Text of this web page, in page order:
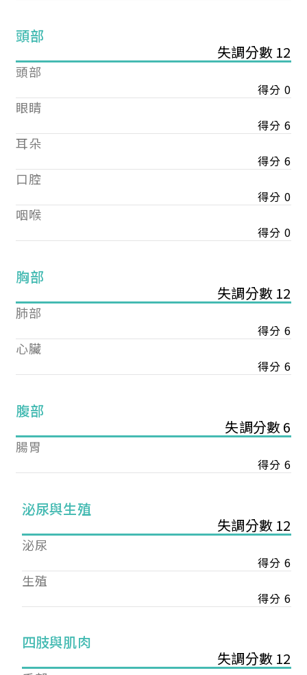
頭部
失調分數 12
頭部
得分 0
眼睛
得分 6
耳朵
得分 6
口腔
得分 0
咽喉
得分 0
胸部
失調分數 12
肺部
得分 6
心臟
得分 6
腹部
失調分數 6
腸胃
得分 6
泌尿與生殖
失調分數 12
泌尿
得分 6
生殖
得分 6
四肢與肌肉
失調分數 12
您已成功送出會員申請
您好，您的會員申請，已成功送出，經本協會理事